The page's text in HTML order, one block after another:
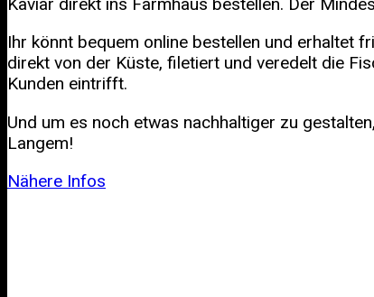
Kaviar direkt ins Farmhaus bestellen. Der
Ihr könnt bequem online bestellen und erhaltet
direkt von der Küste, filetiert und veredelt die
Kunden eintrifft.
Und um es noch etwas nachhaltiger zu
Langem!
Nähere Infos